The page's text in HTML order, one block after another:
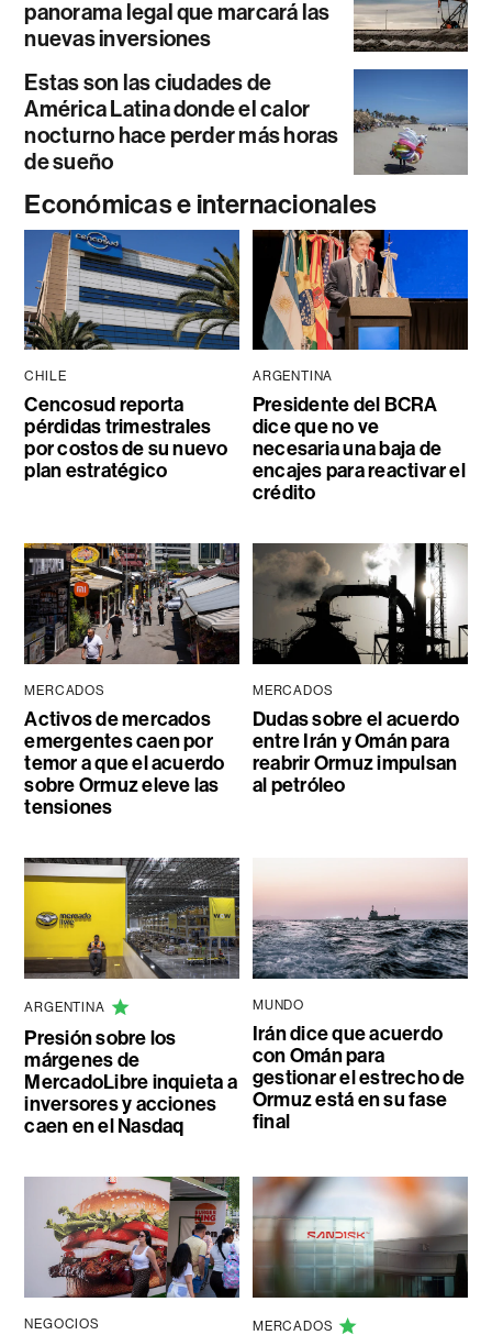
panorama legal que marcará las
nuevas inversiones
Estas son las ciudades de
América Latina donde el calor
nocturno hace perder más horas
de sueño
Económicas e internacionales
CHILE
Cencosud reporta
pérdidas trimestrales
por costos de su nuevo
plan estratégico
ARGENTINA
Presidente del BCRA
dice que no ve
necesaria una baja de
encajes para reactivar el
crédito
MERCADOS
Activos de mercados
emergentes caen por
temor a que el acuerdo
sobre Ormuz eleve las
tensiones
MERCADOS
Dudas sobre el acuerdo
entre Irán y Omán para
reabrir Ormuz impulsan
al petróleo
ARGENTINA
Presión sobre los
márgenes de
MercadoLibre inquieta a
inversores y acciones
caen en el Nasdaq
MUNDO
Irán dice que acuerdo
con Omán para
gestionar el estrecho de
Ormuz está en su fase
final
NEGOCIOS MERCADOS